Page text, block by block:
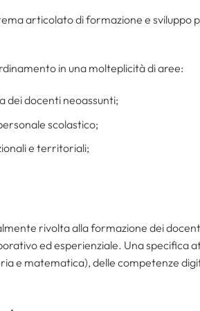
articolato di formazione e sviluppo
in una molteplicità di aree:
dei docenti neoassunti;
scolastico;
e territoriali;
rivolta alla formazione dei
ed esperienziale. Una specifica
e matematica), delle competenze